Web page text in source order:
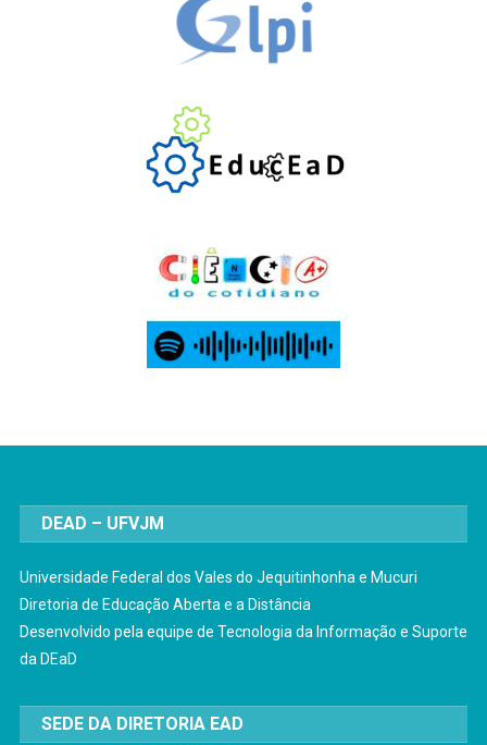
DEAD – UFVJM
Universidade Federal dos Vales do Jequitinhonha e Mucuri
Diretoria de Educação Aberta e a Distância
Desenvolvido pela equipe de Tecnologia da Informação e Suporte
da DEaD
SEDE DA DIRETORIA EAD